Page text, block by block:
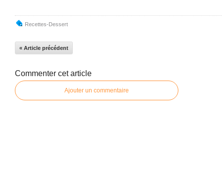
Recettes-Dessert
« Article précédent
Commenter cet article
Ajouter un commentaire